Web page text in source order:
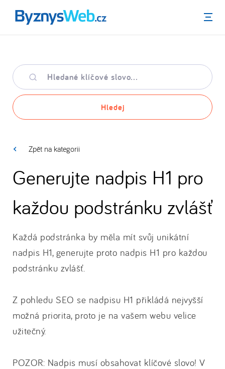
Menu
Hledané
klíčové
slovo
Hledej
Zpět na kategorii
Generujte nadpis H1 pro
každou podstránku zvlášť
Každá podstránka by měla mít svůj unikátní
nadpis H1, generujte proto nadpis H1 pro každou
podstránku zvlášť.
Z pohledu SEO se nadpisu H1 přikládá nejvyšší
možná priorita, proto je na vašem webu velice
užitečný.
POZOR: Nadpis musí obsahovat klíčové slovo! V